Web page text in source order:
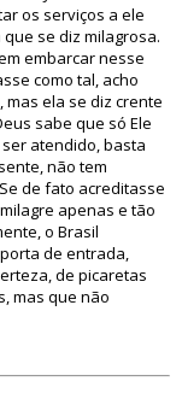
os serviços a ele
se diz milagrosa.
embarcar nesse
como tal, acho
ela se diz crente
sabe que só Ele
atendido, basta
não tem
de fato acreditasse
apenas e tão
o Brasil
de entrada,
de picaretas
mas que não